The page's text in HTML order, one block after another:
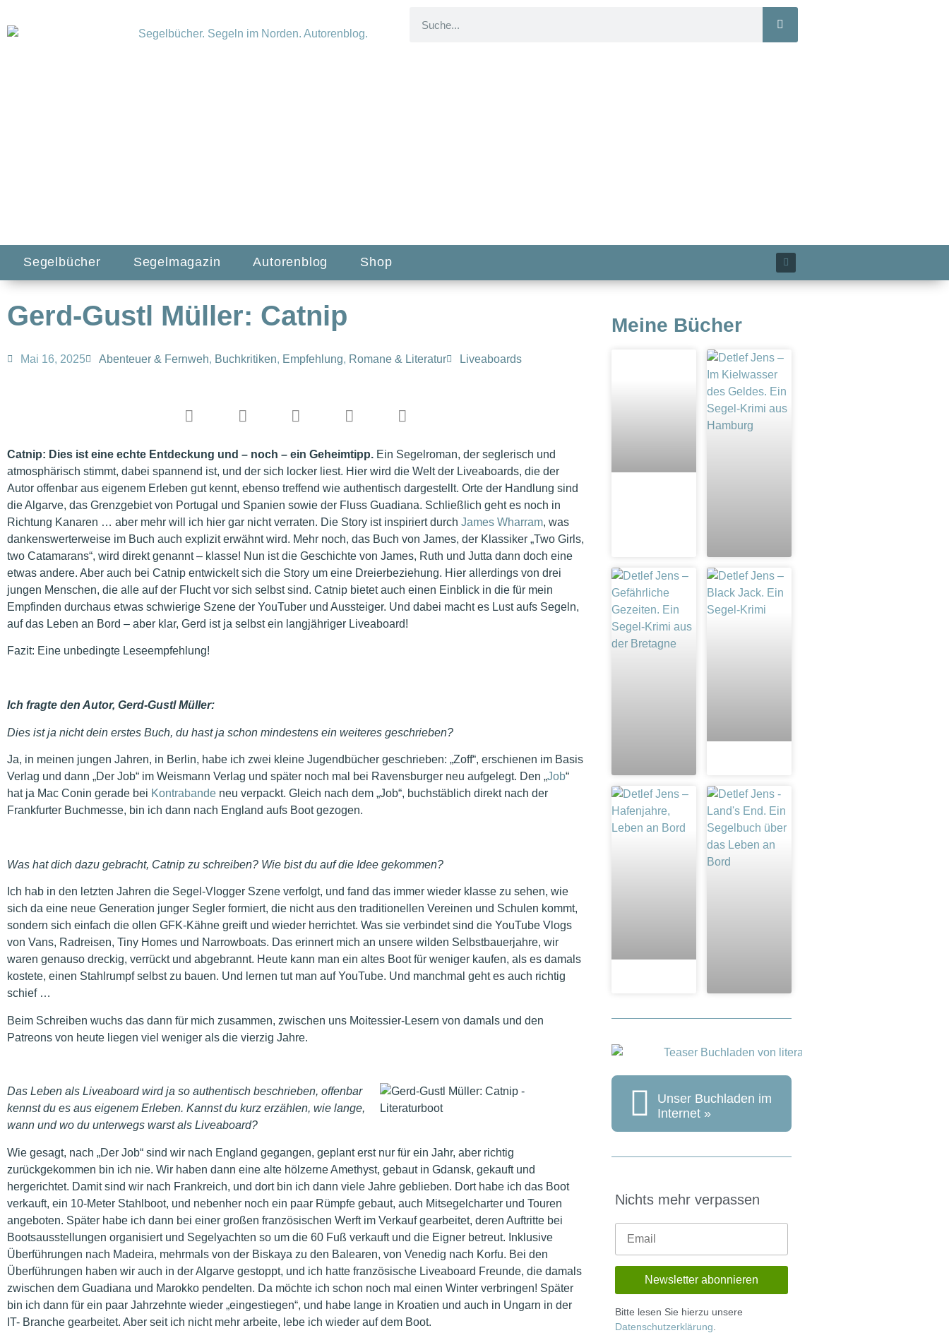
Segelbücher Segelmagazin Autorenblog Shop
Gerd-Gustl Müller: Catnip
Mai 16, 2025 Abenteuer & Fernweh, Buchkritiken, Empfehlung, Romane & Literatur Liveaboards
Catnip: Dies ist eine echte Entdeckung und – noch – ein Geheimtipp. Ein Segelroman, der seglerisch und
atmosphärisch stimmt, dabei spannend ist, und der sich locker liest. Hier wird die Welt der Liveaboards, die der
Autor offenbar aus eigenem Erleben gut kennt, ebenso treffend wie authentisch dargestellt. Orte der Handlung sind
die Algarve, das Grenzgebiet von Portugal und Spanien sowie der Fluss Guadiana. Schließlich geht es noch in
Richtung Kanaren … aber mehr will ich hier gar nicht verraten. Die Story ist inspiriert durch James Wharram, was
dankenswerterweise im Buch auch explizit erwähnt wird. Mehr noch, das Buch von James, der Klassiker „Two Girls,
two Catamarans“, wird direkt genannt – klasse! Nun ist die Geschichte von James, Ruth und Jutta dann doch eine
etwas andere. Aber auch bei Catnip entwickelt sich die Story um eine Dreierbeziehung. Hier allerdings von drei
jungen Menschen, die alle auf der Flucht vor sich selbst sind. Catnip bietet auch einen Einblick in die für mein
Empfinden durchaus etwas schwierige Szene der YouTuber und Aussteiger. Und dabei macht es Lust aufs Segeln,
auf das Leben an Bord – aber klar, Gerd ist ja selbst ein langjähriger Liveaboard!
Fazit: Eine unbedingte Leseempfehlung!
Ich fragte den Autor, Gerd-Gustl Müller:
Dies ist ja nicht dein erstes Buch, du hast ja schon mindestens ein weiteres geschrieben?
Ja, in meinen jungen Jahren, in Berlin, habe ich zwei kleine Jugendbücher geschrieben: „Zoff“, erschienen im Basis
Verlag und dann „Der Job“ im Weismann Verlag und später noch mal bei Ravensburger neu aufgelegt. Den „Job“
hat ja Mac Conin gerade bei Kontrabande neu verpackt. Gleich nach dem „Job“, buchstäblich direkt nach der
Frankfurter Buchmesse, bin ich dann nach England aufs Boot gezogen.
Was hat dich dazu gebracht, Catnip zu schreiben? Wie bist du auf die Idee gekommen?
Ich hab in den letzten Jahren die Segel-Vlogger Szene verfolgt, und fand das immer wieder klasse zu sehen, wie
sich da eine neue Generation junger Segler formiert, die nicht aus den traditionellen Vereinen und Schulen kommt,
sondern sich einfach die ollen GFK-Kähne greift und wieder herrichtet. Was sie verbindet sind die YouTube Vlogs
von Vans, Radreisen, Tiny Homes und Narrowboats. Das erinnert mich an unsere wilden Selbstbauerjahre, wir
waren genauso dreckig, verrückt und abgebrannt. Heute kann man ein altes Boot für weniger kaufen, als es damals
kostete, einen Stahlrumpf selbst zu bauen. Und lernen tut man auf YouTube. Und manchmal geht es auch richtig
schief …
Beim Schreiben wuchs das dann für mich zusammen, zwischen uns Moitessier-Lesern von damals und den
Patreons von heute liegen viel weniger als die vierzig Jahre.
Das Leben als Liveaboard wird ja so authentisch beschrieben, offenbar
kennst du es aus eigenem Erleben. Kannst du kurz erzählen, wie lange,
wann und wo du unterwegs warst als Liveaboard?
Wie gesagt, nach „Der Job“ sind wir nach England gegangen, geplant erst nur für ein Jahr, aber richtig
zurückgekommen bin ich nie. Wir haben dann eine alte hölzerne Amethyst, gebaut in Gdansk, gekauft und
hergerichtet. Damit sind wir nach Frankreich, und dort bin ich dann viele Jahre geblieben. Dort habe ich das Boot
verkauft, ein 10-Meter Stahlboot, und nebenher noch ein paar Rümpfe gebaut, auch Mitsegelcharter und Touren
angeboten. Später habe ich dann bei einer großen französischen Werft im Verkauf gearbeitet, deren Auftritte bei
Bootsausstellungen organisiert und Segelyachten so um die 60 Fuß verkauft und die Eigner betreut. Inklusive
Überführungen nach Madeira, mehrmals von der Biskaya zu den Balearen, von Venedig nach Korfu. Bei den
Überführungen haben wir auch in der Algarve gestoppt, und ich hatte französische Liveaboard Freunde, die damals
zwischen dem Guadiana und Marokko pendelten. Da möchte ich schon noch mal einen Winter verbringen! Später
bin ich dann für ein paar Jahrzehnte wieder „eingestiegen“, und habe lange in Kroatien und auch in Ungarn in der
IT- Branche gearbeitet. Aber seit ich nicht mehr arbeite, lebe ich wieder auf dem Boot.
Meine Bücher
Unser Buchladen im
Internet »
Nichts mehr verpassen
Bitte lesen Sie hierzu unsere
Datenschutzerklärung